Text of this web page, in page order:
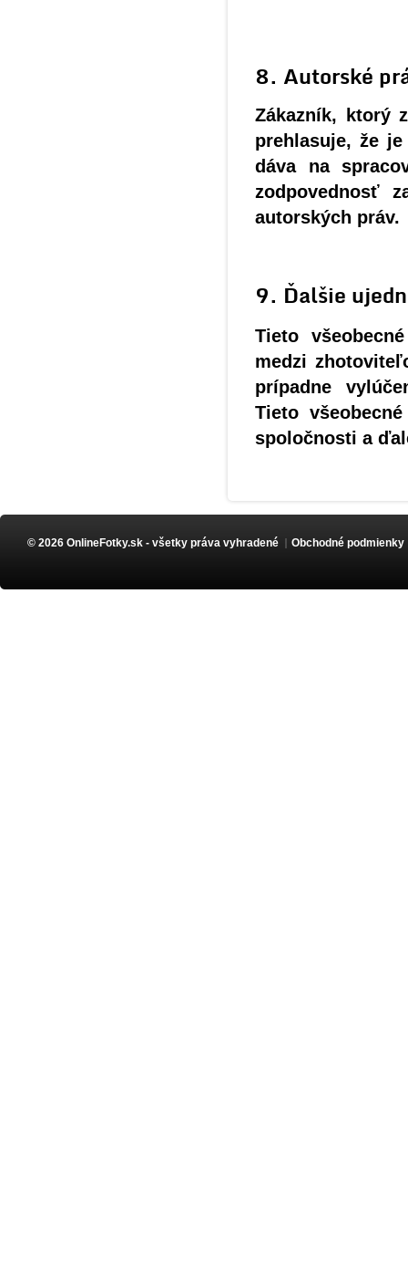
8. Autorské
Zákazník, ktorý
prehlasuje, že
dáva na
zodpovednosť
autorských práv.
9. Ďalšie
Tieto
medzi
prípadne
Tieto
spoločnosti a
© 2026 OnlineFotky.sk - všetky práva vyhradené Obchodné podmienky